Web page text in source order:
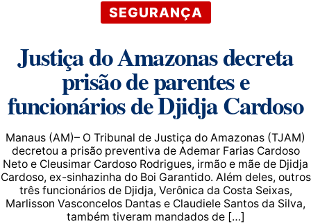
SEGURANÇA
Justiça do Amazonas decreta
prisão de parentes e
funcionários de Djidja Cardoso
Manaus (AM)– O Tribunal de Justiça do Amazonas (TJAM)
decretou a prisão preventiva de Ademar Farias Cardoso
Neto e Cleusimar Cardoso Rodrigues, irmão e mãe de Djidja
Cardoso, ex-sinhazinha do Boi Garantido. Além deles, outros
três funcionários de Djidja, Verônica da Costa Seixas,
Marlisson Vasconcelos Dantas e Claudiele Santos da Silva,
também tiveram mandados de […]